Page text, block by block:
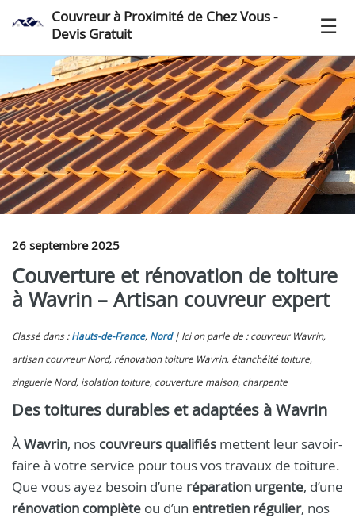
Couvreur à Proximité de Chez Vous -
Devis Gratuit
26 septembre 2025
Couverture et rénovation de toiture
à Wavrin – Artisan couvreur expert
Classé dans : Hauts-de-France, Nord
Ici on parle de : couvreur Wavrin,
artisan couvreur Nord, rénovation toiture Wavrin, étanchéité toiture,
zinguerie Nord, isolation toiture, couverture maison, charpente
Des toitures durables et adaptées à Wavrin
ÀWavrin, nos couvreurs qualifiés mettent leur savoir-
faire à votre service pour tous vos travaux de toiture.
Que vous ayez besoin d’une réparation urgente, d’une
rénovation complète ou d’un entretien régulier, nos